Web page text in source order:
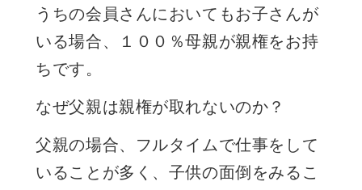
うちの会員さんにおいてもお子さんが
いる場合、１００％母親が親権をお持
ちです。
なぜ父親は親権が取れないのか？
父親の場合、フルタイムで仕事をして
いることが多く、子供の面倒をみるこ